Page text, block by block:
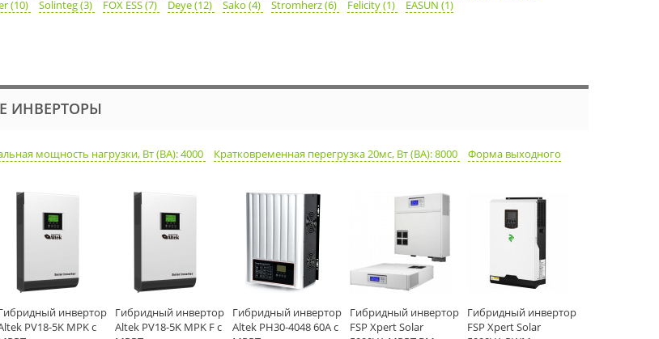
(10) Solinteg (3) FOX ESS (7) Deye (12) Sako (4) Stromherz (6) Felicity (1) EASUN (1)
ИНВЕРТОРЫ
мощность нагрузки, Вт (ВА): 4000 Кратковременная перегрузка 20мс, Вт (ВА): 8000
Форма выходного
инвертор
PV18-5K MPK с
Гибридный инвертор
Altek PV18-5K MPK F с
Гибридный инвертор
Altek PH30-4048 60А c
Гибридный инвертор
FSP Xpert Solar
Гибридный инвертор
FSP Xpert Solar